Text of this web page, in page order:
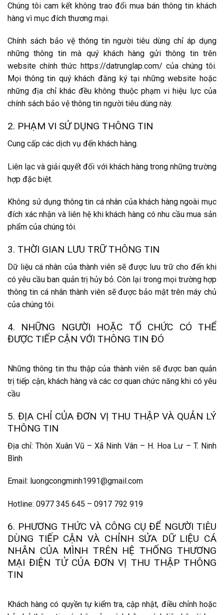
Chúng tôi cam kết không trao đổi mua bán thông tin khách
hàng vì mục đích thương mại.
Chính sách bảo vệ thông tin người tiêu dùng chỉ áp dụng
những thông tin mà quý khách hàng gửi thông tin trên
website chính thức https://datrunglap.com/ của chúng tôi.
Mọi thông tin quý khách đăng ký tại những website hoặc
những địa chỉ khác đều không thuộc phạm vi hiệu lực của
chính sách bảo vệ thông tin người tiêu dùng này.
2. PHẠM VI SỬ DỤNG THÔNG TIN
Cung cấp các dịch vụ đến khách hàng.
Liên lạc và giải quyết đối với khách hàng trong những trường
hợp đặc biệt.
Không sử dụng thông tin cá nhân của khách hàng ngoài mục
đích xác nhận và liên hệ khi khách hàng có nhu cầu mua sản
phẩm của chúng tôi.
3. THỜI GIAN LƯU TRỮ THÔNG TIN
Dữ liệu cá nhân của thành viên sẽ được lưu trữ cho đến khi
có yêu cầu ban quản trị hủy bỏ. Còn lại trong mọi trường hợp
thông tin cá nhân thành viên sẽ được bảo mật trên máy chủ
của chúng tôi.
4. NHỮNG NGƯỜI HOẶC TỔ CHỨC CÓ THỂ
ĐƯỢC TIẾP CẬN VỚI THÔNG TIN ĐÓ
Những thông tin thu thập của thành viên sẽ được ban quản
trị tiếp cận, khách hàng và các cơ quan chức năng khi có yêu
cầu
5. ĐỊA CHỈ CỦA ĐƠN VỊ THU THẬP VÀ QUẢN LÝ
THÔNG TIN
Địa chỉ: Thôn Xuân Vũ – Xã Ninh Vân – H. Hoa Lư – T. Ninh
Bình
Email: luongcongminh1991@gmail.com
Hotline: 0977 345 645 – 0917 792 919
6. PHƯƠNG THỨC VÀ CÔNG CỤ ĐỂ NGƯỜI TIÊU
DÙNG TIẾP CẬN VÀ CHỈNH SỬA DỮ LIỆU CÁ
NHÂN CỦA MÌNH TRÊN HỆ THỐNG THƯƠNG
MẠI ĐIỆN TỬ CỦA ĐƠN VỊ THU THẬP THÔNG
TIN
Khách hàng có quyền tự kiểm tra, cập nhật, điều chỉnh hoặc